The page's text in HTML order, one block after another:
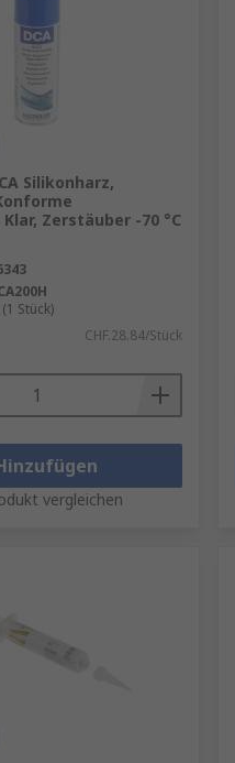
Silikonharz,
Zerstäuber -70 °C
Stück)
CHF.28.84/Stück
vergleichen